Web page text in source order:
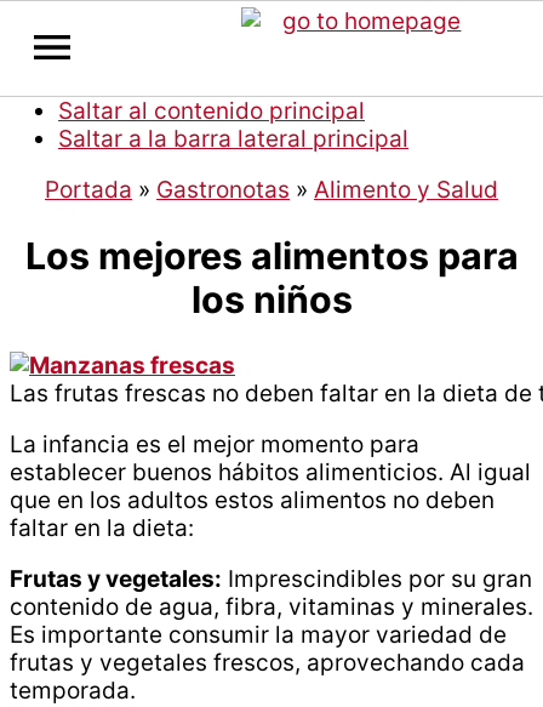
Saltar al contenido principal
Saltar a la barra lateral principal
Portada » Gastronotas » Alimento y Salud
Los mejores alimentos para
los niños
Las frutas frescas no deben faltar en la dieta de
La infancia es el mejor momento para
establecer buenos hábitos alimenticios. Al igual
que en los adultos estos alimentos no deben
faltar en la dieta:
Frutas y vegetales: Imprescindibles por su gran
contenido de agua, fibra, vitaminas y minerales.
Es importante consumir la mayor variedad de
frutas y vegetales frescos, aprovechando cada
temporada.